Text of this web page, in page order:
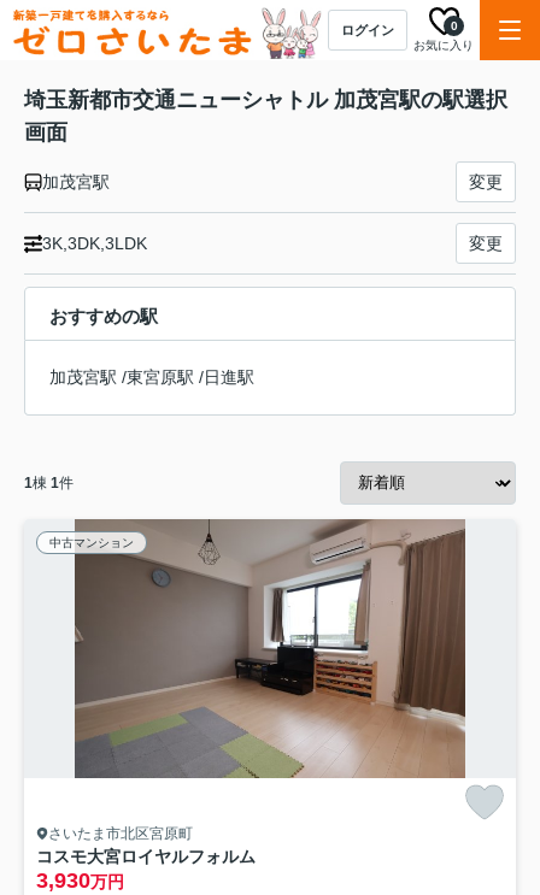
ログイン
お気に入り
0
埼玉新都市交通ニューシャトル 加茂宮駅の駅選択
画面
加茂宮駅 変更
3K,3DK,3LDK 変更
おすすめの駅
加茂宮駅 /東宮原駅 /日進駅
1棟 1件
中古マンション
さいたま市北区宮原町
コスモ大宮ロイヤルフォルム
3,930万円